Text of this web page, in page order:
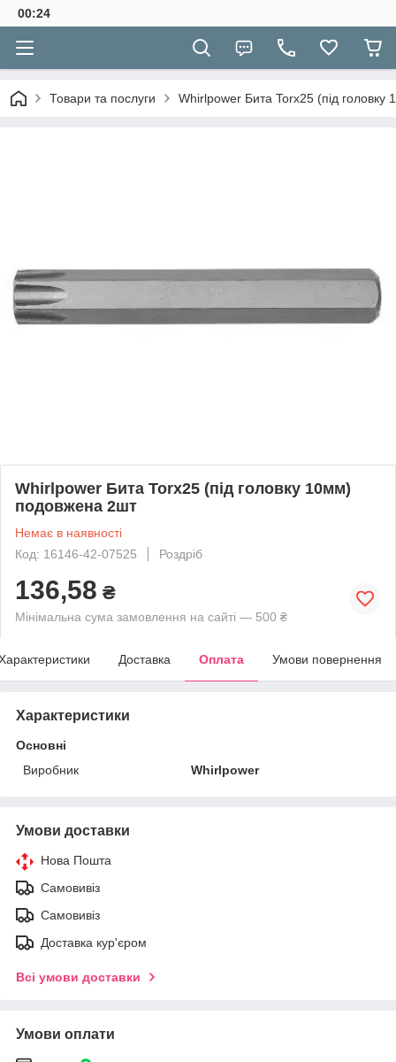
00:24
Товари та послуги Whirlpower Бита Torx25 (під
Whirlpower Бита Torx25 (під головку 10мм)
подовжена 2шт
Немає в наявності
Код: 16146-42-07525
Роздріб
136,58 ₴
Мінімальна сума замовлення на сайті — 500 ₴
Доставка Оплата Умови повернення
Характеристики
Основні
Виробник
Whirlpower
Умови доставки
Нова Пошта
Самовивіз
Самовивіз
Доставка кур'єром
Всі умови доставки
Умови оплати